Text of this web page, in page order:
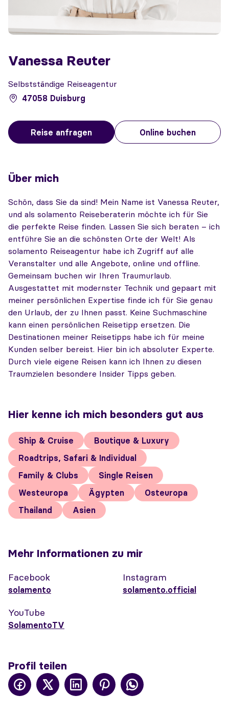
Vanessa Reuter
Selbstständige Reiseagentur
47058 Duisburg
Reise anfragen Online buchen
Über mich
Schön, dass Sie da sind! Mein Name ist Vanessa Reuter,
und als solamento Reiseberaterin möchte ich für Sie
die perfekte Reise finden. Lassen Sie sich beraten – ich
entführe Sie an die schönsten Orte der Welt! Als
solamento Reiseagentur habe ich Zugriff auf alle
Veranstalter und alle Angebote, online und offline.
Gemeinsam buchen wir Ihren Traumurlaub.
Ausgestattet mit modernster Technik und gepaart mit
meiner persönlichen Expertise finde ich für Sie genau
den Urlaub, der zu Ihnen passt. Keine Suchmaschine
kann einen persönlichen Reisetipp ersetzen. Die
Destinationen meiner Reisetipps habe ich für meine
Kunden selber bereist. Hier bin ich absoluter Experte.
Durch viele eigene Reisen kann ich Ihnen zu diesen
Traumzielen besondere Insider Tipps geben.
Hier kenne ich mich besonders gut aus
Ship & Cruise
Boutique & Luxury
Roadtrips, Safari & Individual
Family & Clubs
Single Reisen
Westeuropa
Ägypten
Osteuropa
Thailand
Asien
Mehr Informationen zu mir
Facebook
solamento
Instagram
solamento.official
YouTube
SolamentoTV
Profil teilen